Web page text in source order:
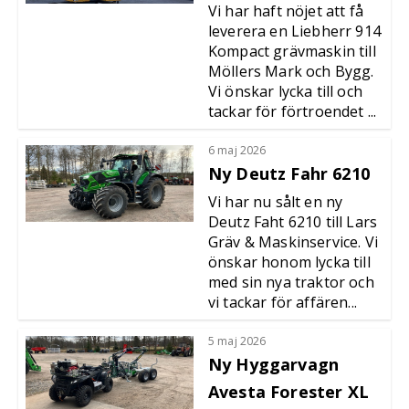
Vi har haft nöjet att få
leverera en Liebherr 914
Kompact grävmaskin till
Möllers Mark och Bygg.
Vi önskar lycka till och
tackar för förtroendet ...
6 maj 2026
Ny Deutz Fahr 6210
Vi har nu sålt en ny
Deutz Faht 6210 till Lars
Gräv & Maskinservice. Vi
önskar honom lycka till
med sin nya traktor och
vi tackar för affären...
5 maj 2026
Ny Hyggarvagn
Avesta Forester XL